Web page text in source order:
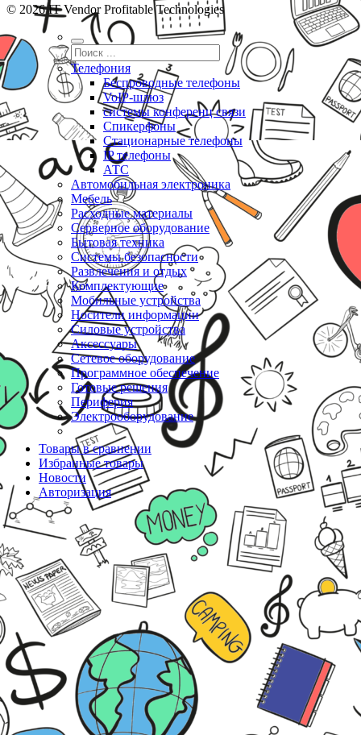
© 2026 IT Vendor Profitable Technologies
Телефония
Беспроводные телефоны
VoIP-шлюз
системы конференц связи
Спикерфоны
Стационарные телефоны
IP телефоны
АТС
Автомобильная электроника
Мебель
Расходные материалы
Серверное оборудование
Бытовая техника
Системы безопасности
Развлечения и отдых
Комплектующие
Мобильные устройства
Носители информации
Силовые устройства
Аксессуары
Сетевое оборудование
Программное обеспечение
Готовые решения
Периферия
Электрооборудование
Товары в сравнении
Избранные товары
Новости
Авторизация